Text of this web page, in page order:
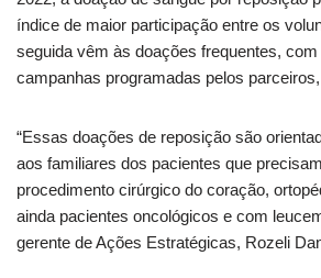
índice de maior participação entre os
seguida vêm às doações frequentes, com
campanhas programadas pelos
“Essas doações de reposição são
aos familiares dos pacientes que
procedimento cirúrgico do coração,
ainda pacientes oncológicos e com
gerente de Ações Estratégicas, Rozeli